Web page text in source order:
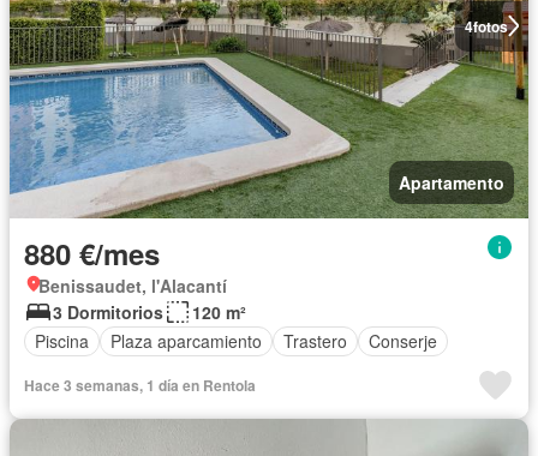
4fotos
Apartamento
880 €/mes
Benissaudet, l'Alacantí
3 Dormitorios
120 m²
Piscina
Plaza aparcamiento Trastero Conserje
Hace 3 semanas, 1 día en Rentola